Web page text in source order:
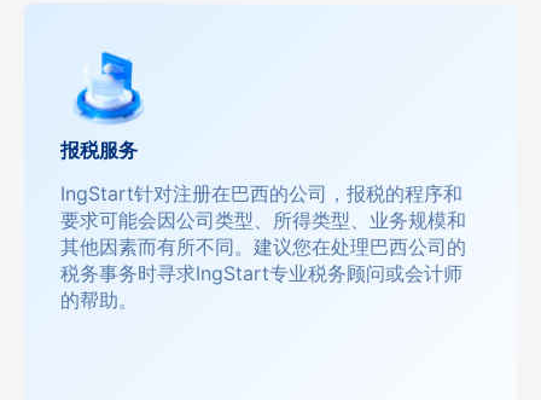
报税服务
IngStart针对注册在巴西的公司，报税的程序和
要求可能会因公司类型、所得类型、业务规模和
其他因素而有所不同。建议您在处理巴西公司的
税务事务时寻求IngStart专业税务顾问或会计师
的帮助。